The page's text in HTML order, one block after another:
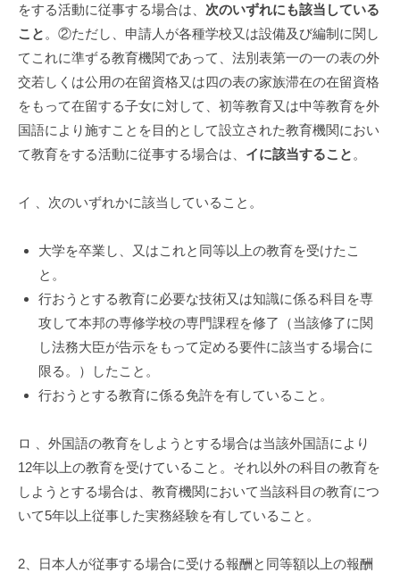
をする活動に従事する場合は、 次のいずれにも該当している
こと 。②ただし、申請人が各種学校又は設備及び編制に関し
てこれに準ずる教育機関であって、法別表第一の一の表の外
交若しくは公用の在留資格又は四の表の家族滞在の在留資格
をもって在留する子女に対して、初等教育又は中等教育を外
国語により施すことを目的として設立された教育機関におい
て教育をする活動に従事する場合は、 イに該当すること 。
イ 、次のいずれかに該当していること。
大学を卒業し、又はこれと同等以上の教育を受けたこ
と。
行おうとする教育に必要な技術又は知識に係る科目を専
攻して本邦の専修学校の専門課程を修了（当該修了に関
し法務大臣が告示をもって定める要件に該当する場合に
限る。）したこと。
行おうとする教育に係る免許を有していること。
ロ 、外国語の教育をしようとする場合は当該外国語により
12年以上の教育を受けていること。それ以外の科目の教育を
しようとする場合は、教育機関において当該科目の教育につ
いて5年以上従事した実務経験を有していること。
2、日本人が従事する場合に受ける報酬と同等額以上の報酬